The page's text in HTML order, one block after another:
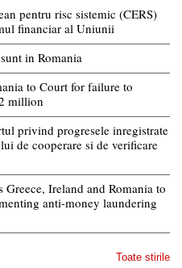
pentru risc sistemic (CERS)
financiar al Uniunii
in Romania
to Court for failure to
million
privind progresele inregistrate
de cooperare si de verificare
Ireland and Romania to
anti-money laundering
Toate stirile